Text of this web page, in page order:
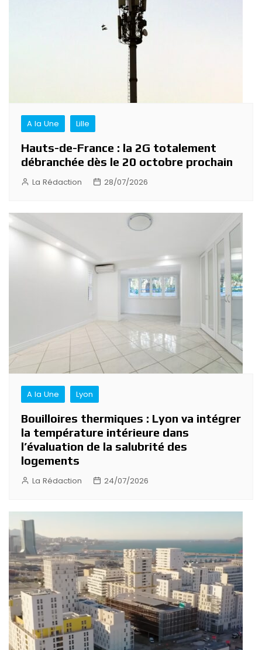
A la Une Lille
Hauts-de-France : la 2G totalement
débranchée dès le 20 octobre prochain
La Rédaction 28/07/2026
A la Une Lyon
Bouilloires thermiques : Lyon va intégrer
la température intérieure dans
l’évaluation de la salubrité des
logements
La Rédaction 24/07/2026